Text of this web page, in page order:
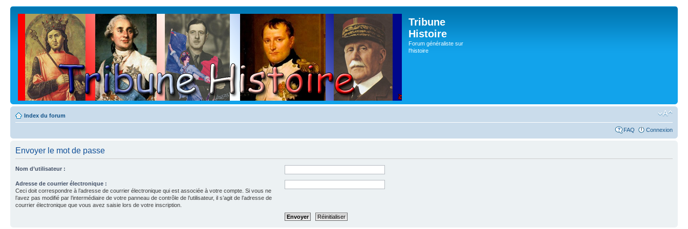
Tribune
Histoire
Forum généraliste sur
l'histoire
Index du forum
FAQ Connexion
Envoyer le mot de passe
Nom d’utilisateur :
Adresse de courrier électronique :
Ceci doit correspondre à l’adresse de courrier électronique qui est associée à votre compte. Si vous ne
l’avez pas modifié par l’intermédiaire de votre panneau de contrôle de l’utilisateur, il s’agit de l’adresse de
courrier électronique que vous avez saisie lors de votre inscription.